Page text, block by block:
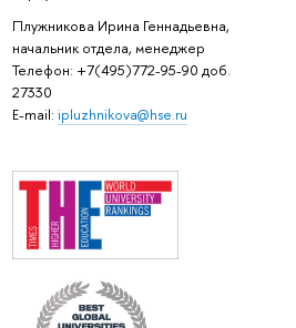
Плужникова Ирина Геннадьевна,
начальник отдела, менеджер
Телефон: +7(495)772-95-90 доб.
27330
E-mail: ipluzhnikova@hse.ru